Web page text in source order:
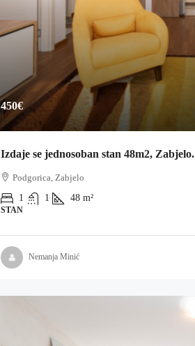
450€
Izdaje se jednosoban stan 48m2, Zabjelo.
Podgorica, Zabjelo
1
1 48 m²
STAN
Nemanja Minić